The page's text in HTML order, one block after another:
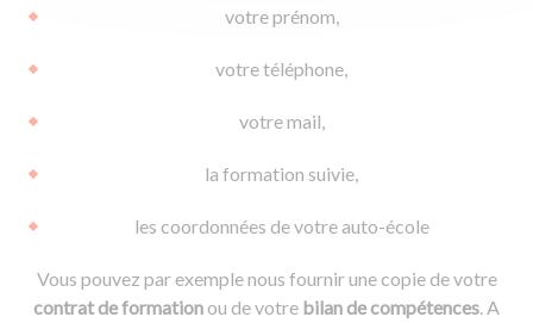
votre prénom,
votre téléphone,
votre mail,
la formation suivie,
les coordonnées de votre auto-école
Vous pouvez par exemple nous fournir une copie de votre
contrat de formationou de votre bilan de compétences. A